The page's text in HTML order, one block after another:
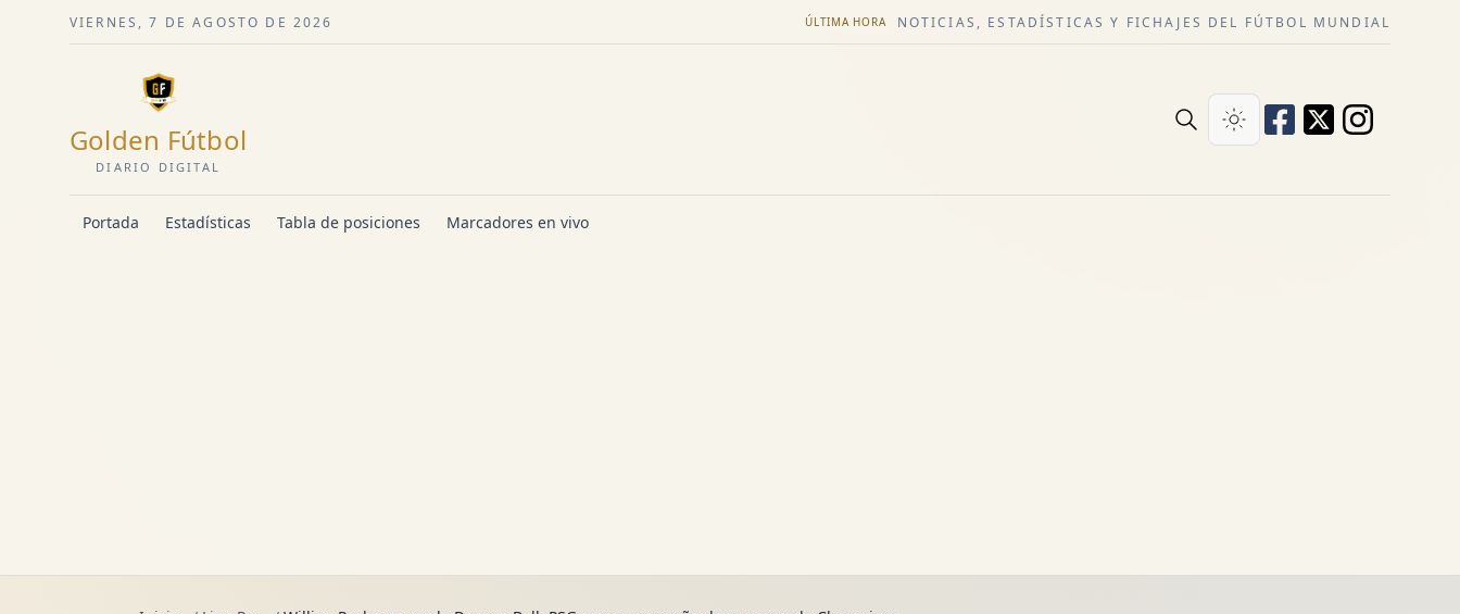
VIERNES, 7 DE AGOSTO DE 2026 ÚLTIMA HORA NOTICIAS, ESTADÍSTICAS Y FICHAJES DEL FÚTBOL MUNDIAL
Golden Fútbol
DIARIO DIGITAL
Portada Estadísticas Tabla de posiciones Marcadores en vivo